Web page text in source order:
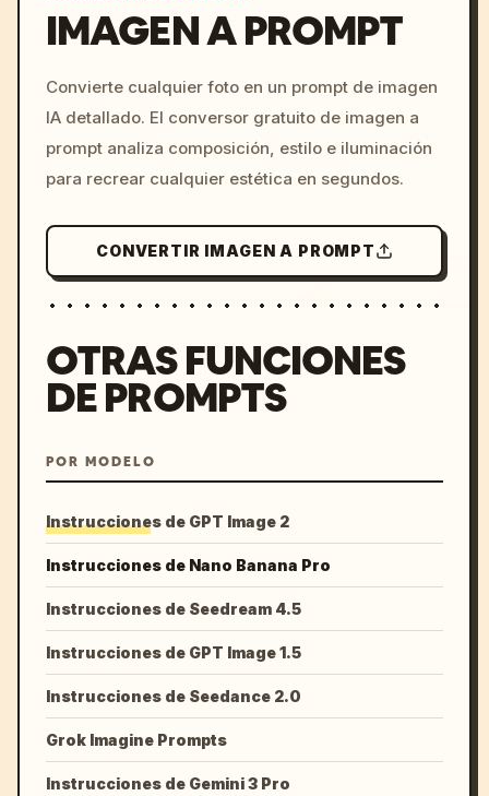
c, cyberpunk sunset, neon
colors, 8k --v 6.0
IMAGEN A PROMPT
Convierte cualquier foto en un prompt de imagen
IA detallado. El conversor gratuito de imagen a
prompt analiza composición, estilo e iluminación
para recrear cualquier estética en segundos.
CONVERTIR IMAGEN A PROMPT
OTRAS FUNCIONES
DE PROMPTS
POR MODELO
Instrucciones de GPT Image 2
Instrucciones de Nano Banana Pro
Instrucciones de Seedream 4.5
Instrucciones de GPT Image 1.5
Instrucciones de Seedance 2.0
Grok Imagine Prompts
Instrucciones de Gemini 3 Pro